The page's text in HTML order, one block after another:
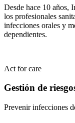
Desde hace 10 años,
los profesionales
infecciones orales y
dependientes.
Act for care
Gestión de
Prevenir infecciones